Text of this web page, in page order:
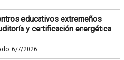
educativos extremeños
y certificación energética
6/7/2026